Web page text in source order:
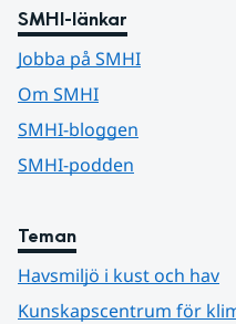
SMHI-länkar
Jobba på SMHI
Om SMHI
SMHI-bloggen
SMHI-podden
Teman
Havsmiljö i kust och hav
Kunskapscentrum för